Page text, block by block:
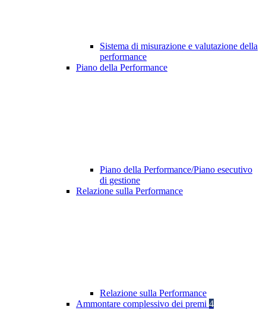
Sistema di misurazione e valutazione della
performance
Piano della Performance
Piano della Performance/Piano esecutivo
di gestione
Relazione sulla Performance
Relazione sulla Performance
Ammontare complessivo dei premi 4